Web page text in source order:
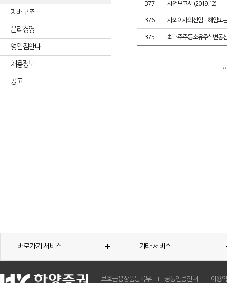
지배구조
윤리경영
영업점안내
채용정보
공고
377 사업보고서 (2019.12)
376 사외이사의선임ㆍ해임또
375 최대주주등소유주식변동
바로가기 서비스 기타 서비스
보호금융상품등록부 공동인증안내 이용